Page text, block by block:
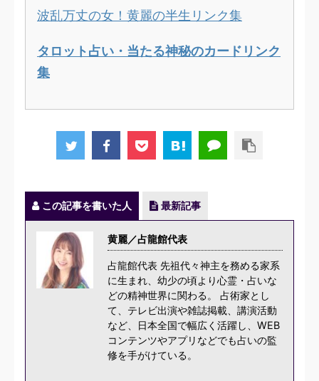
波乱万丈の女！黄麗の半生リンク集
タロット占い・当たる神秘のカードリンク
集
この記事を書いた人 最新記事
黄麗／占龍館代表
占龍館代表 先祖代々神主を務める家系
に生まれ、幼少の頃より心霊・占いな
どの精神世界に関わる。 占術家とし
て、テレビ出演や雑誌掲載、講演活動
など、日本全国で幅広く活躍し、WEB
コンテンツやアプリなどでも占いの監
修を手がけている。